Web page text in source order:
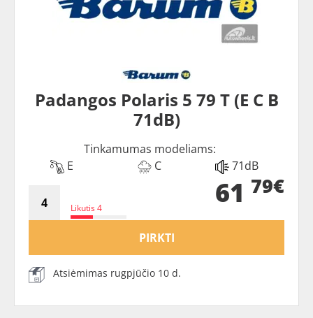
Padangos Polaris 5 79 T (E C B
71dB)
Tinkamumas modeliams:
E
C 71dB
Likutis 4 61 79€
PIRKTI
Atsiėmimas rugpjūčio 10 d.